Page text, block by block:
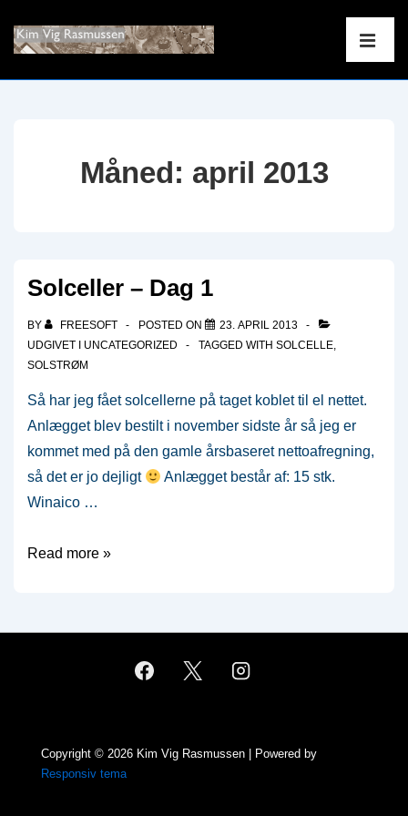
Hop
Måned: april 2013
Solceller – Dag 1
BY FREESOFT POSTED ON
23. APRIL 2013
UDGIVET I UNCATEGORIZED TAGGED WITH SOLCELLE,
SOLSTRØM
Så har jeg fået solcellerne på taget koblet til el nettet.
Anlægget blev bestilt i november sidste år så jeg er
kommet med på den gamle årsbaseret nettoafregning,
så det er jo dejligt
Anlægget består af: 15 stk.
Winaico …
Solceller
1
Read more »
Copyright © 2026 Kim Vig Rasmussen
| Powered by
Responsiv tema